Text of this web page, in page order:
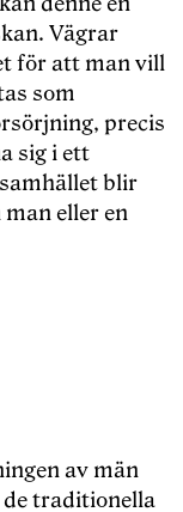
Vägrar
för att man vill
som
precis
sig i ett
blir
eller en
av män
traditionella